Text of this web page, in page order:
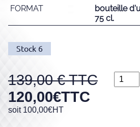
FORMAT
bouteille
75 cl.
Stock 6
139,00
120,00€TTC
soit 100,00€HT